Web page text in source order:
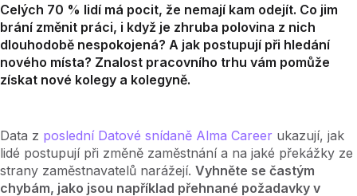
Celých 70 % lidí má pocit, že nemají kam odejít. Co jim
brání změnit práci, i když je zhruba polovina z nich
dlouhodobě nespokojená? A jak postupují při hledání
nového místa? Znalost pracovního trhu vám pomůže
získat nové kolegy a kolegyně.
Data z poslední Datové snídaně Alma Career ukazují, jak
lidé postupují při změně zaměstnání a na jaké překážky ze
strany zaměstnavatelů narážejí. Vyhněte se častým
chybám, jako jsou například přehnané požadavky v